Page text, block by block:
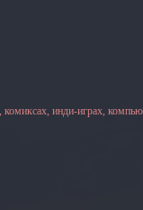
инди-играх,